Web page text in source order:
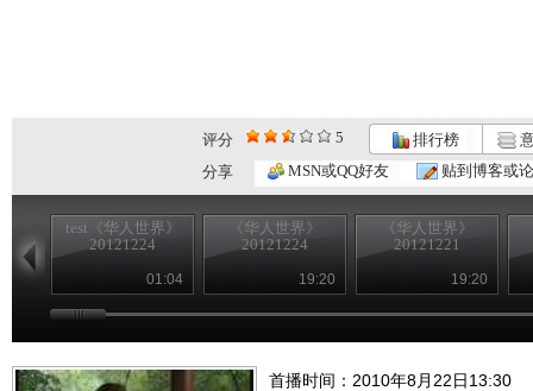
评分 5 排行榜
分享
MSN或QQ好友 贴到博客或
test《华人世界》
20121224
01:04
《华人世界》
20121224
19:20
《华人世界》
20121221
19:20
首播时间：2010年8月22日13:30